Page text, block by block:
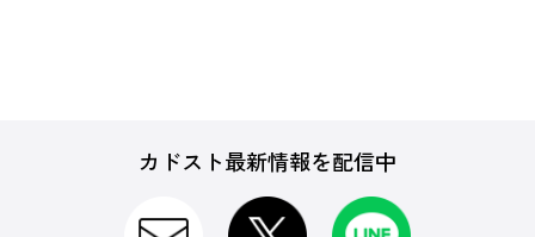
カドスト最新情報を配信中